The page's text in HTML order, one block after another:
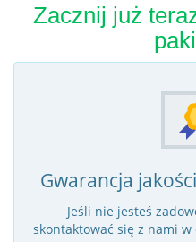
Zacznij już
Gwarancja
Jeśli nie jesteś
skontaktować się z nami